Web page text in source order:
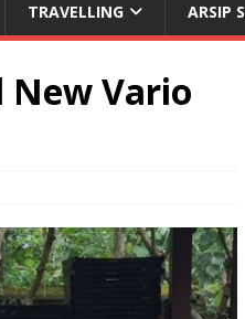
TRAVELLING ARSIP
New Vario